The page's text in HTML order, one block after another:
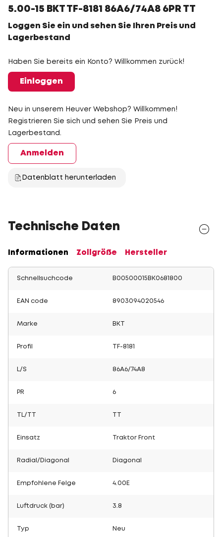
5.00-15 BKT TF-8181 86A6/74A8 6PR TT
Loggen Sie ein und sehen Sie Ihren Preis und
Lagerbestand
Haben Sie bereits ein Konto? Willkommen zurück!
Einloggen
Neu in unserem Heuver Webshop? Willkommen!
Registrieren Sie sich und sehen Sie Preis und
Lagerbestand.
Anmelden
Datenblatt herunterladen
Technische Daten
Informationen Zollgröße Hersteller
Schnellsuchcode B00500015BK0681800
EAN code 8903094020546
Marke BKT
Profil TF-8181
L/S 86A6/74A8
PR 6
TL/TT
Einsatz Traktor Front
Radial/Diagonal Diagonal
Empfohlene Felge 4.00E
Luftdruck (bar) 3.8
Typ Neu